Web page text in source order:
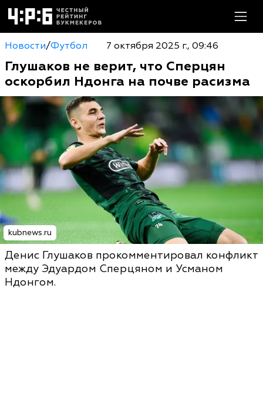
Новости/Футбол 7 октября 2025 г., 09:46
Глушаков не верит, что Сперцян
оскорбил Ндонга на почве расизма
kubnews.ru
Денис Глушаков прокомментировал конфликт
между Эдуардом Сперцяном и Усманом
Ндонгом.